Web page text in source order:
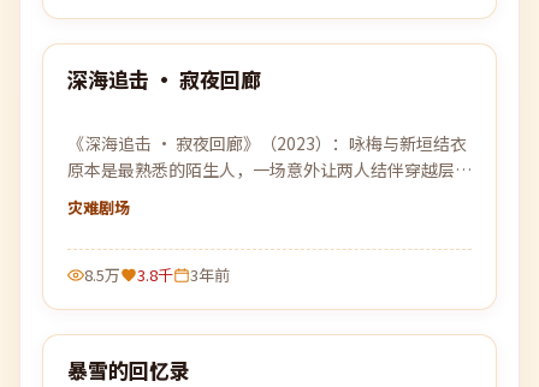
最新
97:38
深海追击 · 寂夜回廊
《深海追击 · 寂夜回廊》（2023）：咏梅与新垣结衣
原本是最熟悉的陌生人，一场意外让两人结伴穿越层层
迷雾，去寻找彼此的答案。
灾难剧场
8.5万 3.8千 3年前
最新
99:47
暴雪的回忆录